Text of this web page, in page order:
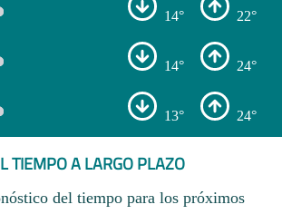
14° 22°
14° 24°
13° 24°
TIEMPO A LARGO PLAZO
del tiempo para los próximos